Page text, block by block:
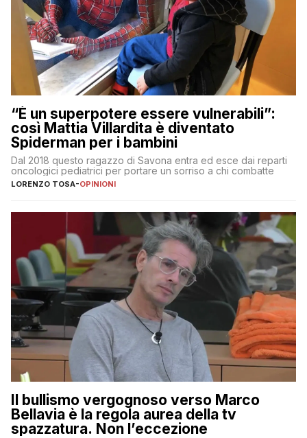
“È un superpotere essere vulnerabili”:
così Mattia Villardita è diventato
Spiderman per i bambini
Dal 2018 questo ragazzo di Savona entra ed esce dai reparti
oncologici pediatrici per portare un sorriso a chi combatte
LORENZO TOSA-OPINIONI
Il bullismo vergognoso verso Marco
Bellavia è la regola aurea della tv
spazzatura. Non l’eccezione